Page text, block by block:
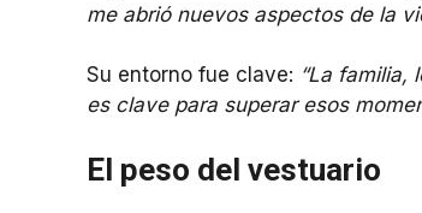
me abrió nuevos aspectos de la
Su entorno fue clave: “La familia,
es clave para superar esos
El peso del vestuario